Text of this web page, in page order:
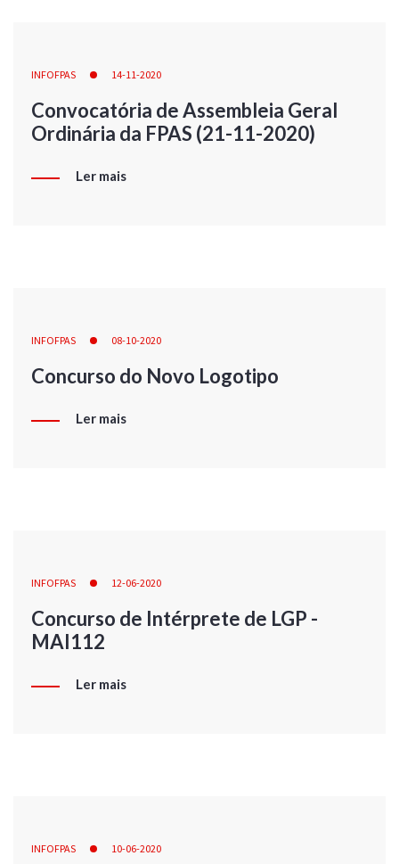
INFOFPAS 14-11-2020
Convocatória de Assembleia Geral
Ordinária da FPAS (21-11-2020)
Ler mais
INFOFPAS 08-10-2020
Concurso do Novo Logotipo
Ler mais
INFOFPAS 12-06-2020
Concurso de Intérprete de LGP -
MAI112
Ler mais
INFOFPAS 10-06-2020